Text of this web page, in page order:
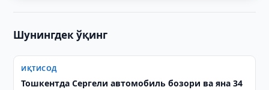
Шунингдек ўқинг
ИҚТИСОД
Тошкентда Сергели автомобиль бозори ва яна 34